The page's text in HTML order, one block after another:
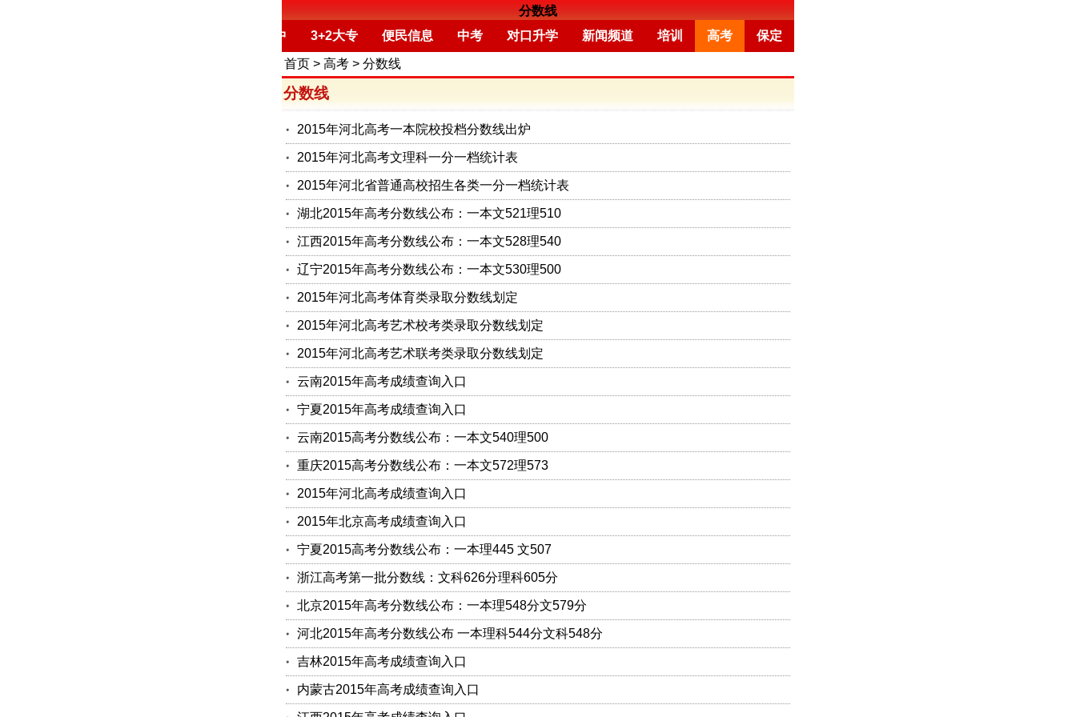
分数线
职业高中 3+2大专 便民信息 中考 对口升学 新闻频道 培训 高考 保定
首页 > 高考 > 分数线
分数线
2015年河北高考一本院校投档分数线出炉
2015年河北高考文理科一分一档统计表
2015年河北省普通高校招生各类一分一档统计表
湖北2015年高考分数线公布：一本文521理510
江西2015年高考分数线公布：一本文528理540
辽宁2015年高考分数线公布：一本文530理500
2015年河北高考体育类录取分数线划定
2015年河北高考艺术校考类录取分数线划定
2015年河北高考艺术联考类录取分数线划定
云南2015年高考成绩查询入口
宁夏2015年高考成绩查询入口
云南2015高考分数线公布：一本文540理500
重庆2015高考分数线公布：一本文572理573
2015年河北高考成绩查询入口
2015年北京高考成绩查询入口
宁夏2015高考分数线公布：一本理445 文507
浙江高考第一批分数线：文科626分理科605分
北京2015年高考分数线公布：一本理548分文579分
河北2015年高考分数线公布 一本理科544分文科548分
吉林2015年高考成绩查询入口
内蒙古2015年高考成绩查询入口